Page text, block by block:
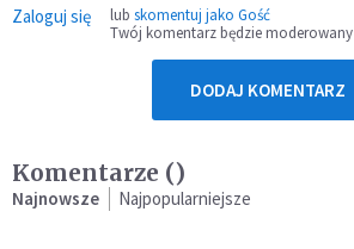
Zaloguj się lub skomentuj jako Gość
Twój komentarz będzie moderowany
DODAJ KOMENTARZ
Komentarze ()
Najnowsze Najpopularniejsze